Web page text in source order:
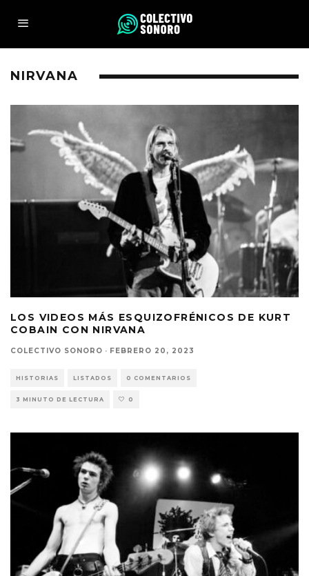
NIRVANA
LOS VIDEOS MÁS ESQUIZOFRÉNICOS DE KURT
COBAIN CON NIRVANA
COLECTIVO SONORO · FEBRERO 20, 2023
HISTORIAS LISTADOS 0 COMENTARIOS
3 MINUTO DE LECTURA 0